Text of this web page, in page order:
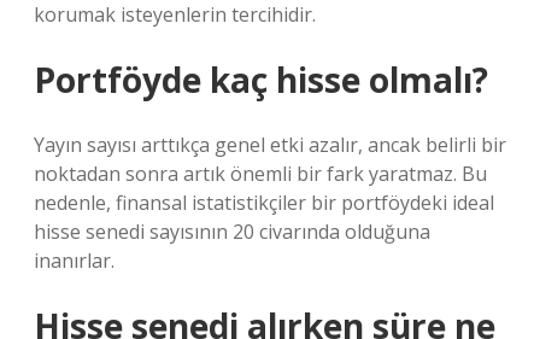
korumak isteyenlerin tercihidir.
Portföyde kaç hisse olmalı?
Yayın sayısı arttıkça genel etki azalır, ancak belirli bir
noktadan sonra artık önemli bir fark yaratmaz. Bu
nedenle, finansal istatistikçiler bir portföydeki ideal
hisse senedi sayısının 20 civarında olduğuna
inanırlar.
Hisse senedi alırken süre ne